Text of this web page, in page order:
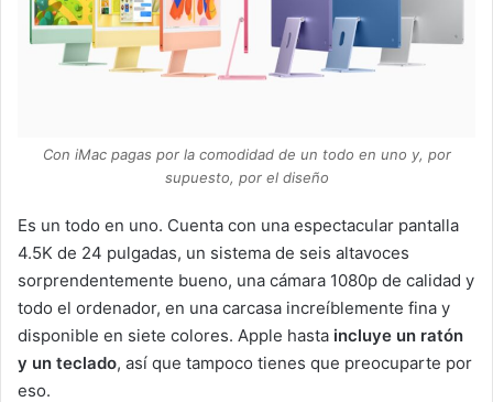
Con iMac pagas por la comodidad de un todo en uno y, por
supuesto, por el diseño
Es un todo en uno. Cuenta con una espectacular pantalla
4.5K de 24 pulgadas, un sistema de seis altavoces
sorprendentemente bueno, una cámara 1080p de calidad y
todo el ordenador, en una carcasa increíblemente fina y
disponible en siete colores. Apple hasta incluye un ratón
y un teclado, así que tampoco tienes que preocuparte por
eso.